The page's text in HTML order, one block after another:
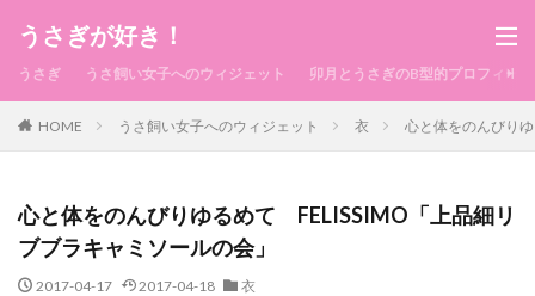
うさぎが好き！
うさぎ うさ飼い女子へのウィジェット 卯月とうさぎのB型的プロフィール
HOME うさ飼い女子へのウィジェット 衣 心と体をのんびり
心と体をのんびりゆるめて FELISSIMO「上品細リ
ブブラキャミソールの会」
2017-04-17 2017-04-18
衣